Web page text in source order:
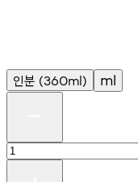
인분 (360ml) ml